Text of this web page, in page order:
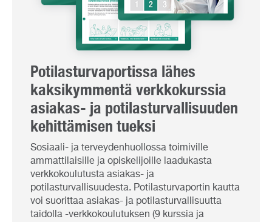
Potilasturvaportissa lähes
kaksikymmentä verkkokurssia
asiakas- ja potilasturvallisuuden
kehittämisen tueksi
Sosiaali- ja terveydenhuollossa toimiville
ammattilaisille ja opiskelijoille laadukasta
verkkokoulutusta asiakas- ja
potilasturvallisuudesta. Potilasturvaportin kautta
voi suorittaa asiakas- ja potilasturvallisuutta
taidolla -verkkokoulutuksen (9 kurssia ja